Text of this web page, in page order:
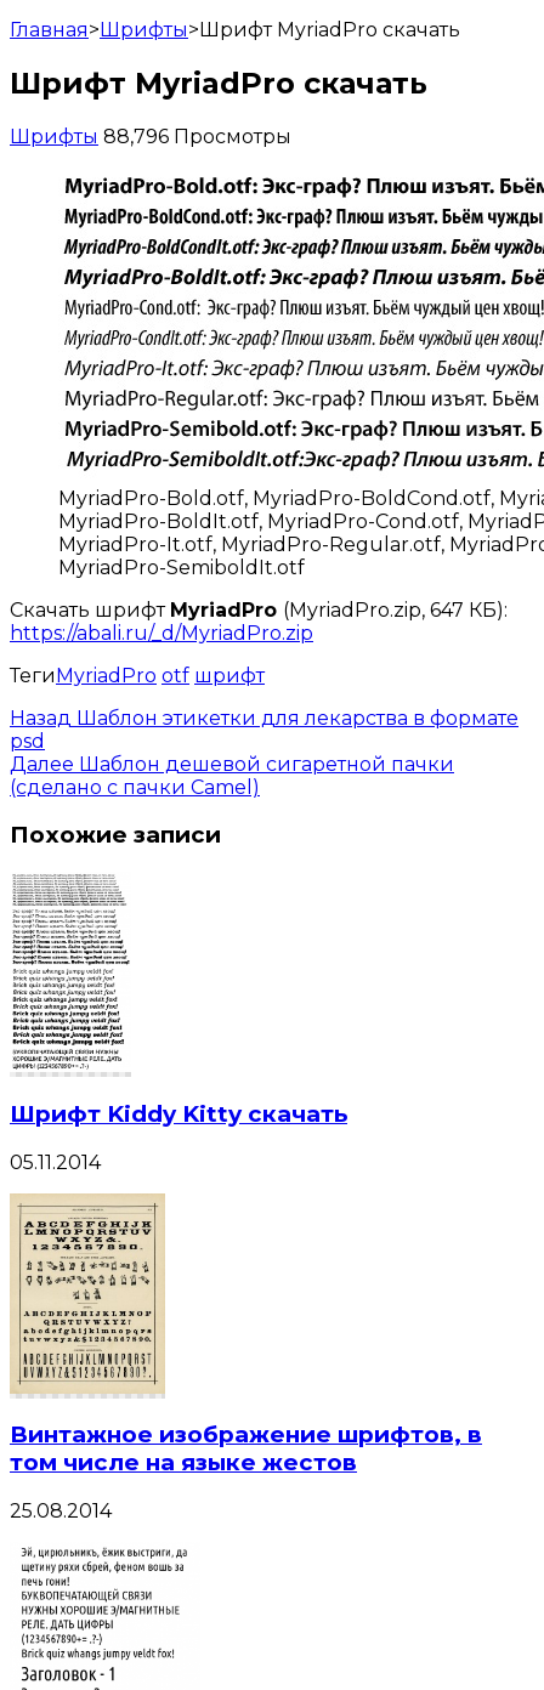
Главная>Шрифты>Шрифт MyriadPro скачать
Шрифт MyriadPro скачать
Шрифты 88,796 Просмотры
MyriadPro-Bold.otf, MyriadPro-BoldCond.otf,
MyriadPro-BoldIt.otf, MyriadPro-Cond.otf,
MyriadPro-It.otf, MyriadPro-Regular.otf,
MyriadPro-SemiboldIt.otf
Скачать шрифт MyriadPro (MyriadPro.zip, 647 КБ):
https://abali.ru/_d/MyriadPro.zip
ТегиMyriadPro otf шрифт
Назад Шаблон этикетки для лекарства в формате
psd
Далее Шаблон дешевой сигаретной пачки
(сделано с пачки Camel)
Похожие записи
Шрифт Kiddy Kitty скачать
05.11.2014
Винтажное изображение шрифтов, в
том числе на языке жестов
25.08.2014